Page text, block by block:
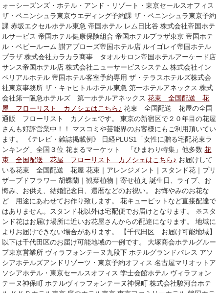
ォーシーズンズ・ホテル・アンド・リゾート・東京セールスオフィス
ザ・ペニンシュラ東京ウエディング予約課 ザ・ペニンシュラ東京予約
課 赤坂エクセルホテル東急 帝国ホテル レム日比谷 株式会社帝国ホテ
ルサービス 帝国ホテル健康保険組合 帝国ホテルプラザ東京 帝国ホテ
ル・ベビールーム 讃アプローズ帝国ホテル店 ルイゴレイ帝国ホテル
プラザ 株式会社カラカラ商事 タオルサロン帝国ホテルアーケード店
サンス帝国ホテル店 株式会社ニューサービスシステム 株式会社イン
ペリアルホテル 帝国ホテル客室予約専用 ザ・テラスホテルズ株式会
社東京事務所 ザ・キャピトルホテル東急 第一ホテルアネックス 株式
会社第一阪急ホテルズ 第一ホテルアネックス花束 全国配送 花
屋 フローリスト カノシェはこちら♪ 花束 全国配送 花屋の全国
通販 フローリスト カノシェです。 東京の新宿区で２０年目の花屋
さんも好評営業中！！ マスコミや芸能界のお客様にもご利用頂いてい
ます。 《テレビ・雑誌掲載例》 日経PLUS1「女性に贈る宅配花束ラ
ンキング」全国３位 花まるマーケット 「ひまわり特集」他多数花
束 全国配送 花屋 フローリスト カノシェはこちら♪ お届けして
いる花束 全国配送 花屋 花束｜アレンジメント｜スタンド花｜プリ
ザーブドフラワー 胡蝶蘭｜観葉植物｜寄せ植え 誕生日、ライブ、お
悔み、お供え、結婚記念日、還暦などのお祝い。 お悔やみのお花な
ど 用途にあわせてお作り致します。 花キューピットなど直接配達で
はありません。スタンド花以外は宅配便でお届けとなります。 ※スタ
ンド花はお届け場所に近いお花屋さんからの配達になります。 地域に
よりお届けできない場合があります。 【千代田区 お届け可能地域】
以下は千代田区のお届け可能地域の一例です。 大塚商会ホテルグルー
プ東京営業所 ヴィラフォンテーヌ九段下 ホテルグランドパレス アソ
シアホテルズアンドリゾーツ・東京予約オフィス 名古屋マリオットア
ソシアホテル・東京セールスオフィス 学士会館ホテル ヴィラフォン
テーヌ神保町 ホテルヴィラフォンテーヌ神保町 株式会社駿河台ホテ